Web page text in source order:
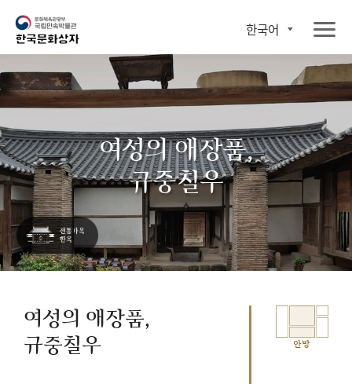
한국어
여성의 애장품,
규중칠우
여성의 애장품,
규중칠우
안방